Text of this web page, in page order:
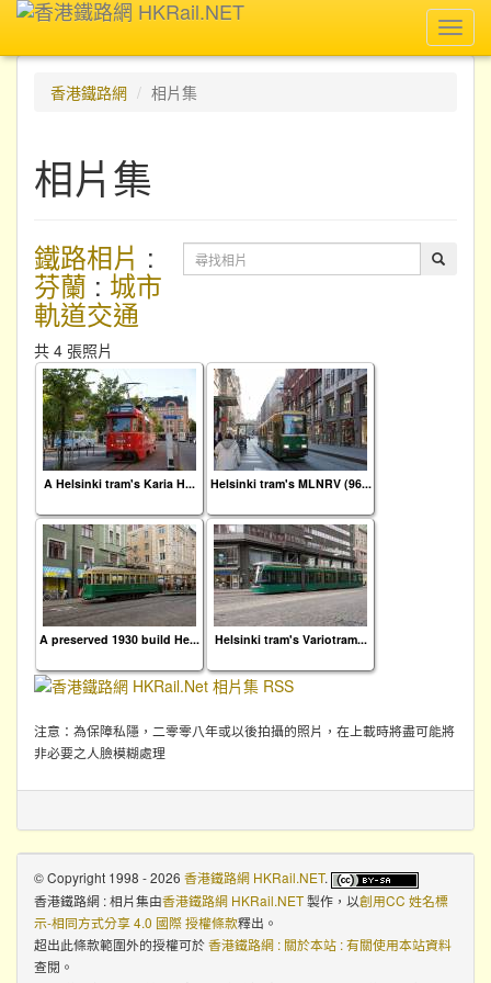
香港鐵路網
相片集
相片集
鐵路相片 :
芬蘭 : 城市
軌道交通
共 4 張照片
A Helsinki tram's Karia H... Helsinki tram's MLNRV (96...
A preserved 1930 build He... Helsinki tram's Variotram...
注意：為保障私隱，二零零八年或以後拍攝的照片，在上載時將盡可能將
非必要之人臉模糊處理
© Copyright 1998 - 2026 香港鐵路網 HKRail.NET.
香港鐵路網 : 相片集由香港鐵路網 HKRail.NET製作，以創用CC 姓名標
示-相同方式分享 4.0 國際 授權條款釋出。
超出此條款範圍外的授權可於香港鐵路網 : 關於本站 : 有關使用本站資料
查閱。